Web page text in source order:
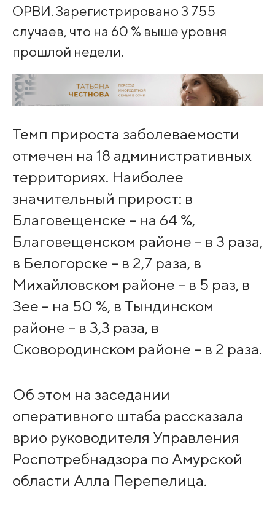
ОРВИ. Зарегистрировано 3 755
случаев, что на 60 % выше уровня
прошлой недели.
Темп прироста заболеваемости
отмечен на 18 административных
территориях. Наиболее
значительный прирост: в
Благовещенске – на 64 %,
Благовещенском районе – в 3 раза,
в Белогорске – в 2,7 раза, в
Михайловском районе – в 5 раз, в
Зее – на 50 %, в Тындинском
районе – в 3,3 раза, в
Сковородинском районе – в 2 раза.
Об этом на заседании
оперативного штаба рассказала
врио руководителя Управления
Роспотребнадзора по Амурской
области Алла Перепелица.